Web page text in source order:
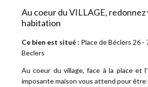
Au coeur du VILLAGE, redonnez
habitation
Ce bien est situé : Place de Béclers 26 -
Beclers
Au coeur du village, face à la place et
imposante maison vous attend pour être